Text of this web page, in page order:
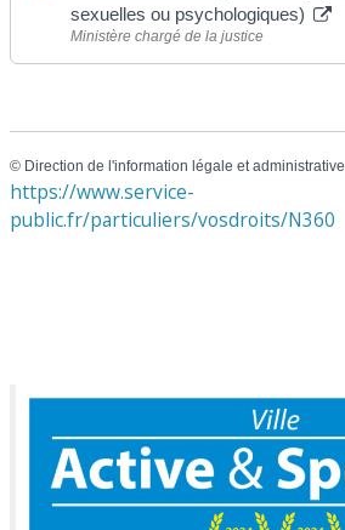
sexuelles ou psychologiques)
Ministère chargé de la justice
© Direction de l'information légale et administrative
https://www.service-
public.fr/particuliers/vosdroits/N360